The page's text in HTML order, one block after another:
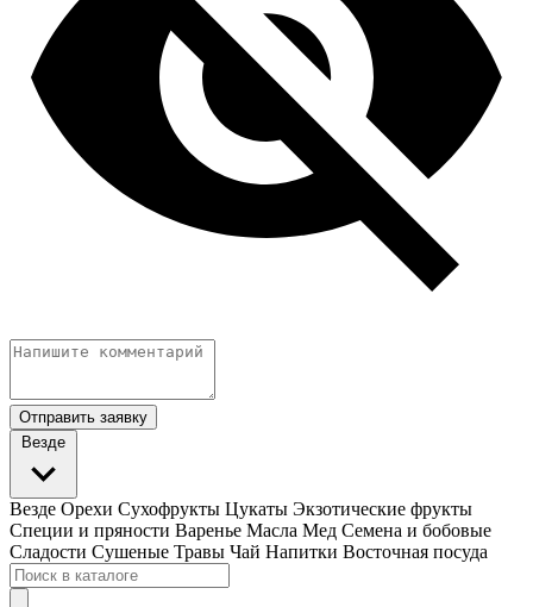
Отправить заявку
Везде
Везде Орехи Сухофрукты Цукаты Экзотические фрукты
Специи и пряности Варенье Масла Мед Семена и бобовые
Сладости Сушеные Травы Чай Напитки Восточная посуда